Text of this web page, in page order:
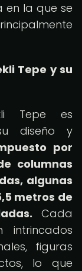
en la que se
Tepe y su
Tepe es
diseño y
por
columnas
algunas
metros de
Cada
intrincados
figuras
lo que